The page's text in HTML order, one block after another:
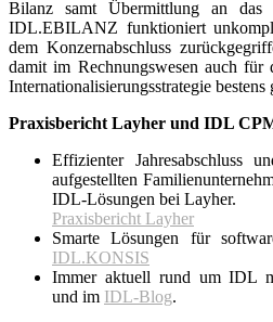
Bilanz samt Übermittlung an
IDL.EBILANZ funktioniert
dem Konzernabschluss
damit im Rechnungswesen auch für
Internationalisierungsstrategie bestens
Praxisbericht Layher und IDL
Effizienter Jahresabschluss
aufgestellten
IDL-Lösungen bei Layher.
Praxisbericht Layher
Smarte Lösungen für
IDL.KONSIS
Immer aktuell rund um IDL
und im IDL-Blog.